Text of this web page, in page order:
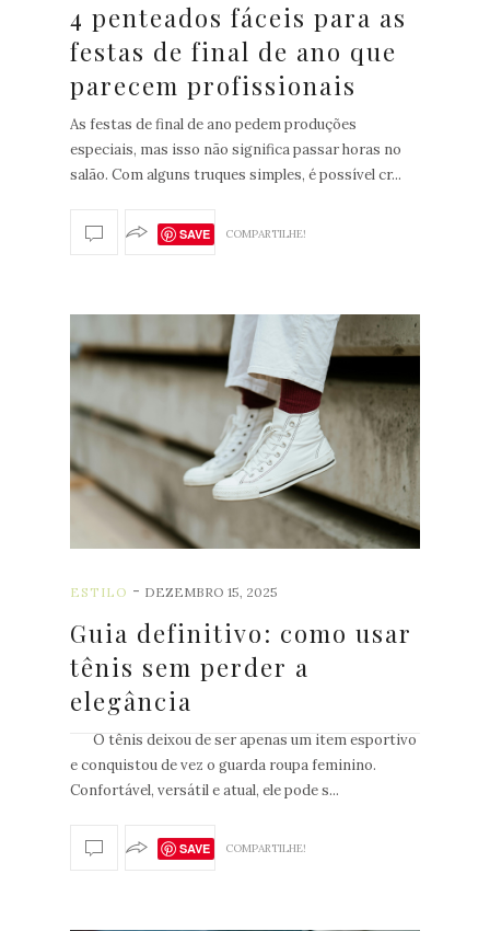
4 penteados fáceis para as
festas de final de ano que
parecem profissionais
As festas de final de ano pedem produções
especiais, mas isso não significa passar horas no
salão. Com alguns truques simples, é possível cr...
SAVE COMPARTILHE!
ESTILO - DEZEMBRO 15, 2025
Guia definitivo: como usar
tênis sem perder a
elegância
O tênis deixou de ser apenas um item esportivo
e conquistou de vez o guarda roupa feminino.
Confortável, versátil e atual, ele pode s...
SAVE COMPARTILHE!